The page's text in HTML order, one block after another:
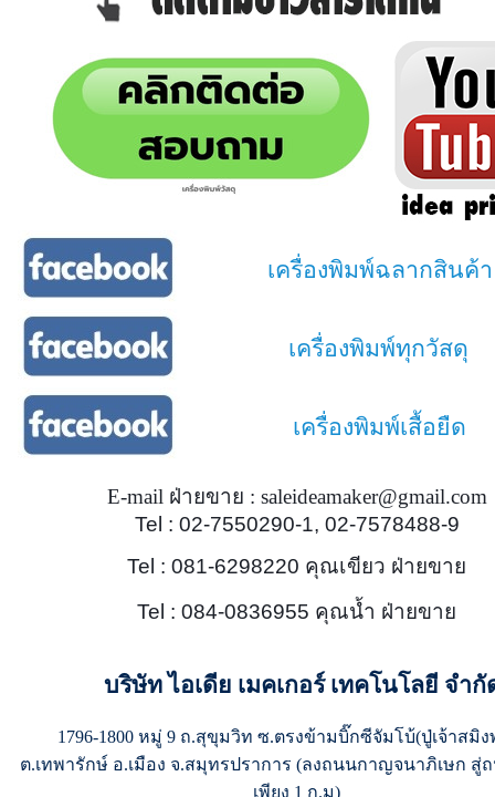
เครื่องพิมพ์ฉลากสินค้า
เครื่องพิมพ์ทุกวัสดุ
เครื่องพิมพ์เสื้อยืด
E-mail ฝ่ายขาย : saleideamaker@gmail.com
Tel : 02-7550290-1, 02-7578488-9
Tel : 081-6298220 คุณเขียว ฝ่ายขาย
Tel : 084-0836955 คุณน้ำ ฝ่ายขาย
บริษัท ไอเดีย เมคเกอร์ เทคโนโลยี จำกั
1796-1800 หมู่ 9 ถ.สุขุมวิท ซ.ตรงข้ามบิ๊กซีจัมโบ้(ปู่เจ้าสมิง
ต.เทพารักษ์ อ.เมือง จ.สมุทรปราการ (ลงถนนกาญจนาภิเษก สู่
เพียง 1 ก.ม)